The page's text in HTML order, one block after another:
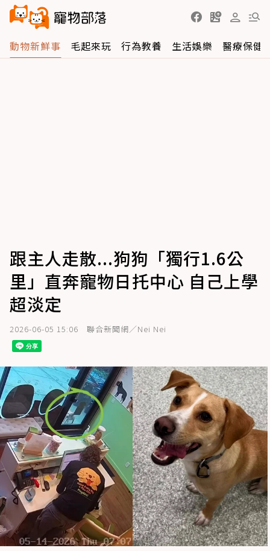
動物新鮮事 毛起來玩 行為教養 生活娛樂 醫療保健
跟主人走散...狗狗「獨行1.6公
里」直奔寵物日托中心 自己上學
超淡定
2026-06-05 15:06 聯合新聞網／Nei Nei